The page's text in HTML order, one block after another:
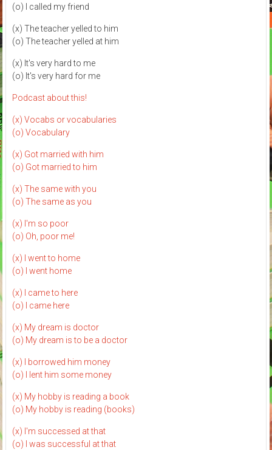
(o) I called my friend
(x) The teacher yelled to him
(o) The teacher yelled at him
(x) It's very hard to me
(o) It's very hard for me
Podcast about this!
(x) Vocabs or vocabularies
(o) Vocabulary
(x) Got married with him
(o) Got married to him
(x) The same with you
(o) The same as you
(x) I'm so poor
(o) Oh, poor me!
(x) I went to home
(o) I went home
(x) I came to here
(o) I came here
(x) My dream is doctor
(o) My dream is to be a doctor
(x) I borrowed him money
(o) I lent him some money
(x) My hobby is reading a book
(o) My hobby is reading (books)
(x) I'm successed at that
(o) I was successful at that